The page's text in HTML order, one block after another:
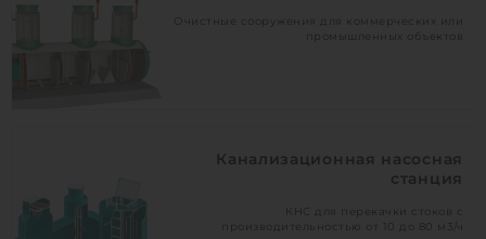
Очистные сооружения для коммерческих или
промышленных объектов
Канализационная насосная
станция
КНС для перекачки стоков с
производительностью от 10 до 80 м3/ч